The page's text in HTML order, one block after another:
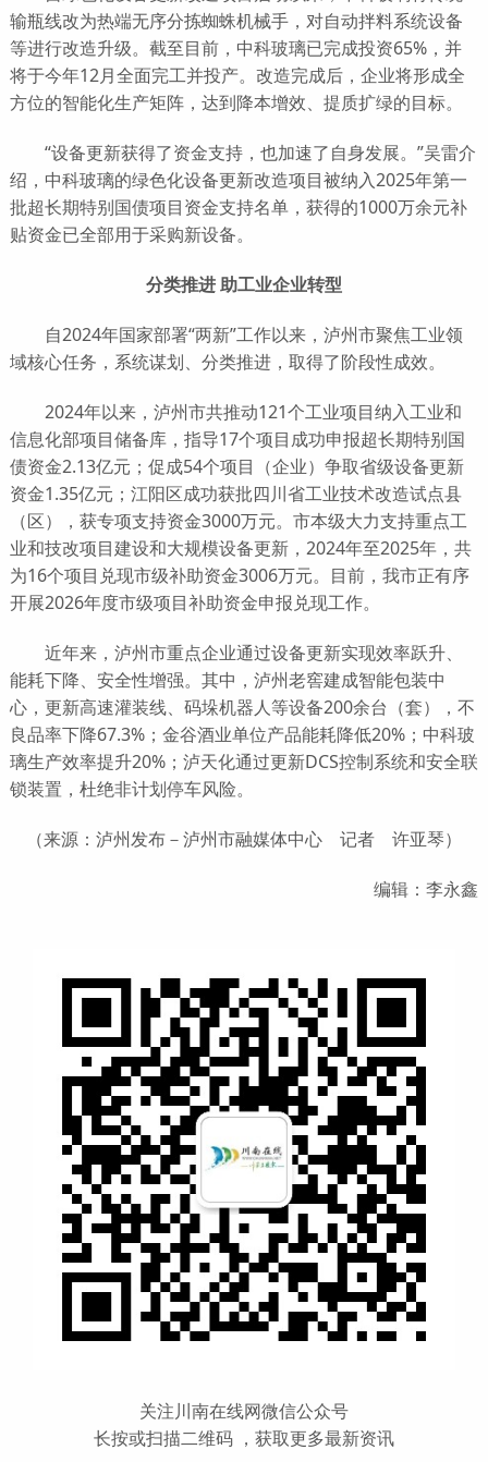
输瓶线改为热端无序分拣蜘蛛机械手，对自动拌料系统设备
等进行改造升级。截至目前，中科玻璃已完成投资65%，并
将于今年12月全面完工并投产。改造完成后，企业将形成全
方位的智能化生产矩阵，达到降本增效、提质扩绿的目标。
“设备更新获得了资金支持，也加速了自身发展。”吴雷介
绍，中科玻璃的绿色化设备更新改造项目被纳入2025年第一
批超长期特别国债项目资金支持名单，获得的1000万余元补
贴资金已全部用于采购新设备。
分类推进 助工业企业转型
自2024年国家部署“两新”工作以来，泸州市聚焦工业领
域核心任务，系统谋划、分类推进，取得了阶段性成效。
2024年以来，泸州市共推动121个工业项目纳入工业和
信息化部项目储备库，指导17个项目成功申报超长期特别国
债资金2.13亿元；促成54个项目（企业）争取省级设备更新
资金1.35亿元；江阳区成功获批四川省工业技术改造试点县
（区），获专项支持资金3000万元。市本级大力支持重点工
业和技改项目建设和大规模设备更新，2024年至2025年，共
为16个项目兑现市级补助资金3006万元。目前，我市正有序
开展2026年度市级项目补助资金申报兑现工作。
近年来，泸州市重点企业通过设备更新实现效率跃升、
能耗下降、安全性增强。其中，泸州老窖建成智能包装中
心，更新高速灌装线、码垛机器人等设备200余台（套），不
良品率下降67.3%；金谷酒业单位产品能耗降低20%；中科玻
璃生产效率提升20%；泸天化通过更新DCS控制系统和安全联
锁装置，杜绝非计划停车风险。
（来源：泸州发布－泸州市融媒体中心 记者 许亚琴）
编辑：李永鑫
关注川南在线网微信公众号
长按或扫描二维码 ，获取更多最新资讯